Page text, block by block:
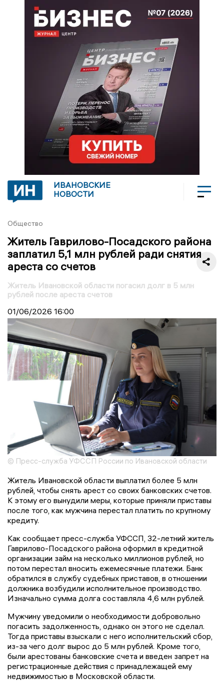
ИВАНОВСКИЕ
НОВОСТИ
Общество
Житель Гаврилово-Посадского района
заплатил 5,1 млн рублей ради снятия
ареста со счетов
Житель Ивановской области погасил долг в 5 млн
рублей после ареста счетов
01/06/2026 16:00
© Пресс-служба УФССП России по Ивановской области
Житель Ивановской области выплатил более 5 млн
рублей, чтобы снять арест со своих банковских счетов.
К этому его вынудили меры, которые приняли приставы
после того, как мужчина перестал платить по крупному
кредиту.
Как сообщает пресс-служба УФССП, 32-летний житель
Гаврилово-Посадского района оформил в кредитной
организации займ на несколько миллионов рублей, но
потом перестал вносить ежемесячные платежи. Банк
обратился в службу судебных приставов, в отношении
должника возбудили исполнительное производство.
Изначально сумма долга составляла 4,6 млн рублей.
Мужчину уведомили о необходимости добровольно
погасить задолженность, однако он этого не сделал.
Тогда приставы взыскали с него исполнительский сбор,
из-за чего долг вырос до 5 млн рублей. Кроме того,
были арестованы банковские счета и введен запрет на
регистрационные действия с принадлежащей ему
недвижимостью в Московской области.